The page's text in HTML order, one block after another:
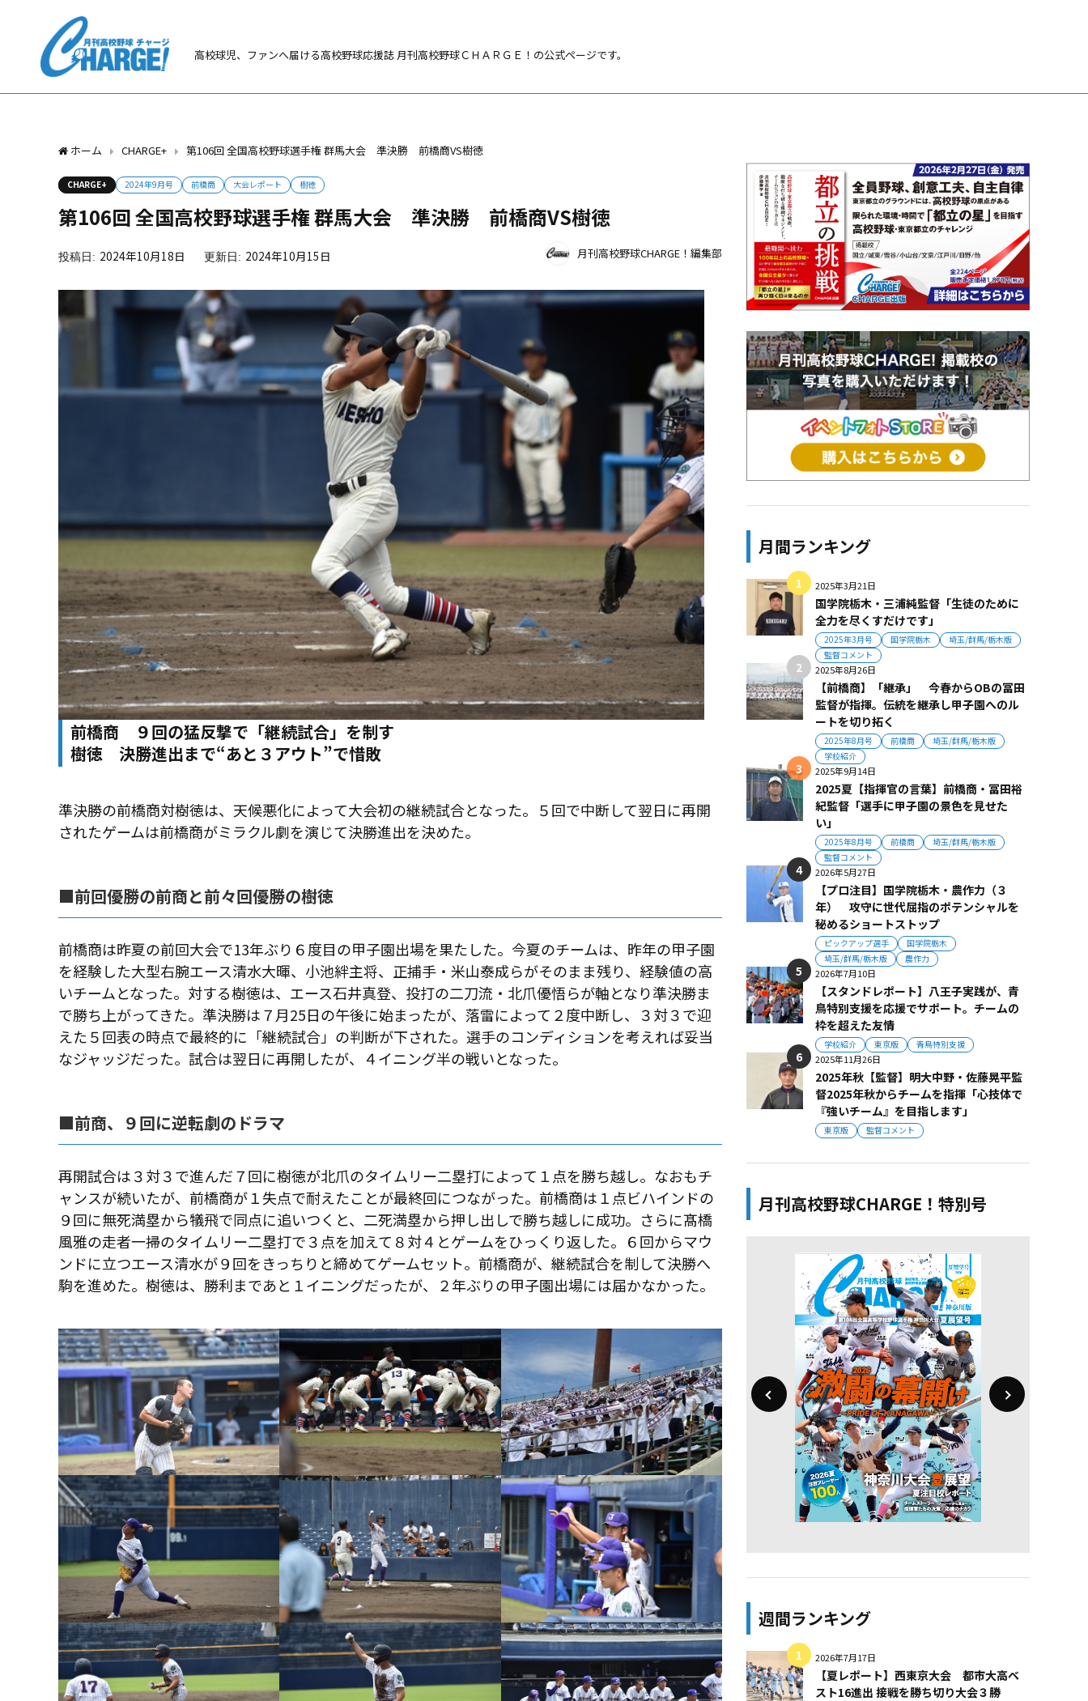
高校球児、ファンへ届ける高校野球応援誌 月刊高校野球ＣＨＡＲＧＥ！の公式ページです。
ホーム CHARGE+ 第106回 全国高校野球選手権 群馬大会 準決勝 前橋商VS樹徳
CHARGE+ 2024年9月号 前橋商 大会レポート 樹徳
第106回 全国高校野球選手権 群馬大会 準決勝 前橋商VS樹徳
2024年10月18日 2024年10月15日 月刊高校野球CHARGE！編集部
前橋商 ９回の猛反撃で「継続試合」を制す
樹徳 決勝進出まで“あと３アウト”で惜敗
準決勝の前橋商対樹徳は、天候悪化によって大会初の継続試合となった。５回で中断して翌日に再開
されたゲームは前橋商がミラクル劇を演じて決勝進出を決めた。
■前回優勝の前商と前々回優勝の樹徳
前橋商は昨夏の前回大会で13年ぶり６度目の甲子園出場を果たした。今夏のチームは、昨年の甲子園
を経験した大型右腕エース清水大暉、小池絆主将、正捕手・米山泰成らがそのまま残り、経験値の高
いチームとなった。対する樹徳は、エース石井真登、投打の二刀流・北爪優悟らが軸となり準決勝ま
で勝ち上がってきた。準決勝は７月25日の午後に始まったが、落雷によって２度中断し、３対３で迎
えた５回表の時点で最終的に「継続試合」の判断が下された。選手のコンディションを考えれば妥当
なジャッジだった。試合は翌日に再開したが、４イニング半の戦いとなった。
■前商、９回に逆転劇のドラマ
再開試合は３対３で進んだ７回に樹徳が北爪のタイムリー二塁打によって１点を勝ち越し。なおもチ
ャンスが続いたが、前橋商が１失点で耐えたことが最終回につながった。前橋商は１点ビハインドの
９回に無死満塁から犠飛で同点に追いつくと、二死満塁から押し出しで勝ち越しに成功。さらに髙橋
風雅の走者一掃のタイムリー二塁打で３点を加えて８対４とゲームをひっくり返した。６回からマウ
ンドに立つエース清水が９回をきっちりと締めてゲームセット。前橋商が、継続試合を制して決勝へ
駒を進めた。樹徳は、勝利まであと１イニングだったが、２年ぶりの甲子園出場には届かなかった。
月間ランキング
2025年3月21日
国学院栃木・三浦純監督「生徒のために
全力を尽くすだけです」
2025年3月号 国学院栃木
埼玉/群馬/栃木版
監督コメント
2025年8月26日
【前橋商】「継承」 今春からOBの冨田
監督が指揮。伝統を継承し甲子園へのル
ートを切り拓く
2025年8月号 前橋商
埼玉/群馬/栃木版
学校紹介
2025年9月14日
2025夏【指揮官の言葉】前橋商・冨田裕
紀監督「選手に甲子園の景色を見せた
い」
2025年8月号 前橋商
埼玉/群馬/栃木版
監督コメント
2026年5月27日
【プロ注目】国学院栃木・農作力（３
年） 攻守に世代屈指のポテンシャルを
秘めるショートストップ
ピックアップ選手
国学院栃木
埼玉/群馬/栃木版
農作力
2026年7月10日
【スタンドレポート】八王子実践が、青
鳥特別支援を応援でサポート。チームの
枠を超えた友情
学校紹介 東京版 青鳥特別支援
2025年11月26日
2025年秋【監督】明大中野・佐藤晃平監
督2025年秋からチームを指揮「心技体で
『強いチーム』を目指します」
東京版 監督コメント
月刊高校野球CHARGE！特別号
週間ランキング
2026年7月17日
【夏レポート】西東京大会 都市大高ベ
スト16進出 接戦を勝ち切り大会３勝